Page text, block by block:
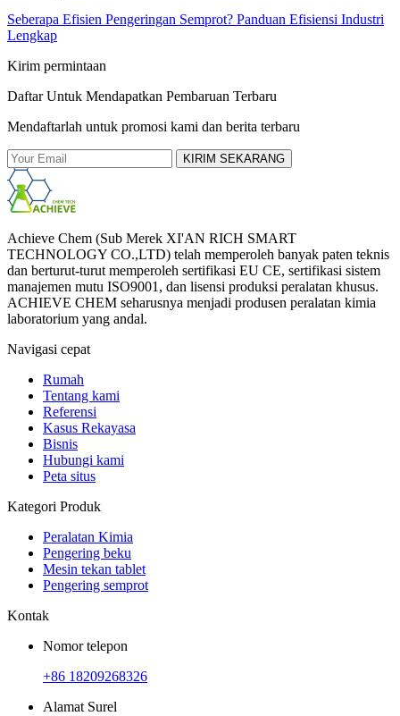
Seberapa Efisien Pengeringan Semprot? Panduan Efisiensi Industri
Lengkap
Kirim permintaan
Daftar Untuk Mendapatkan Pembaruan Terbaru
Mendaftarlah untuk promosi kami dan berita terbaru
KIRIM SEKARANG
Achieve Chem (Sub Merek XI'AN RICH SMART
TECHNOLOGY CO.,LTD) telah memperoleh banyak paten teknis
dan berturut-turut memperoleh sertifikasi EU CE, sertifikasi sistem
manajemen mutu ISO9001, dan lisensi produksi peralatan khusus.
ACHIEVE CHEM seharusnya menjadi produsen peralatan kimia
laboratorium yang andal.
Navigasi cepat
Rumah
Tentang kami
Referensi
Kasus Rekayasa
Bisnis
Hubungi kami
Peta situs
Kategori Produk
Peralatan Kimia
Pengering beku
Mesin tekan tablet
Pengering semprot
Kontak
Nomor telepon
+86 18209268326
Alamat Surel